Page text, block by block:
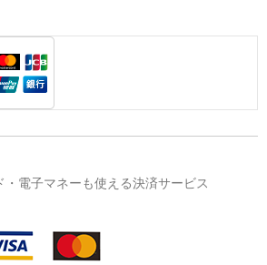
・電子マネーも使える決済サービス